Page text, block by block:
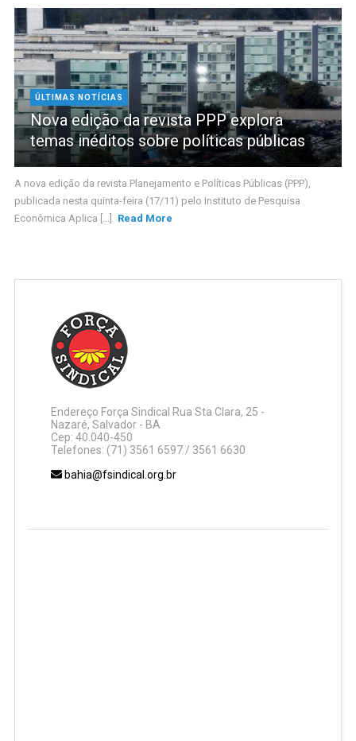
ÚLTIMAS NOTÍCIAS
Nova edição da revista PPP explora
temas inéditos sobre políticas públicas
A nova edição da revista Planejamento e Políticas Públicas (PPP),
publicada nesta quinta-feira (17/11) pelo Instituto de Pesquisa
Econômica Aplica [...]
Read More
Endereço Força Sindical Rua Sta Clara, 25 -
Nazaré, Salvador - BA
Cep: 40.040-450
Telefones: (71) 3561 6597 / 3561 6630
bahia@fsindical.org.br